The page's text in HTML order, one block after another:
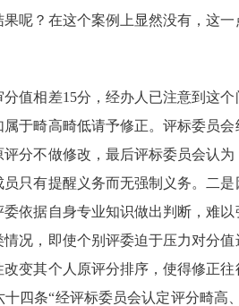
呢？在这个案例上显然没有，这
分值相差15分，经办人已注意到这
于畸高畸低请予修正。评标委员
分不做修改，最后评标委员会认
只有提醒义务而无强制义务。二
依据自身专业知识做出判断，难以
况，即使个别评委迫于压力对分
变其个人原评分排序，使得修正往
十四条“经评标委员会认定评分畸高